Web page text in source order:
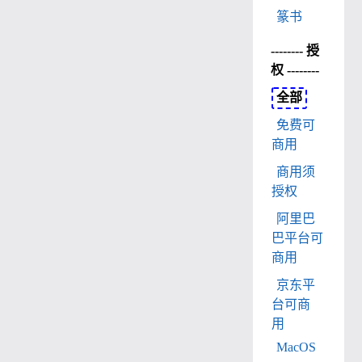
篆书
-------- 授
权 --------
全部
免费可
商用
商用须
授权
阿里巴
巴平台可
商用
京东平
台可商
用
MacOS